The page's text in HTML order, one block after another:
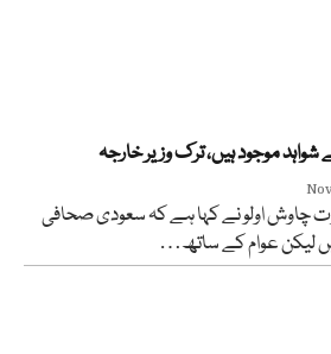
موجود ہیں، ترک وزیر خارجہ
چاوش اولو نے کہا ہے کہ سعودی صحافی
لیکن عوام کے ساتھ…